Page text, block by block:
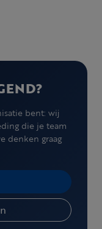
bent: wij
die je team
denken graag